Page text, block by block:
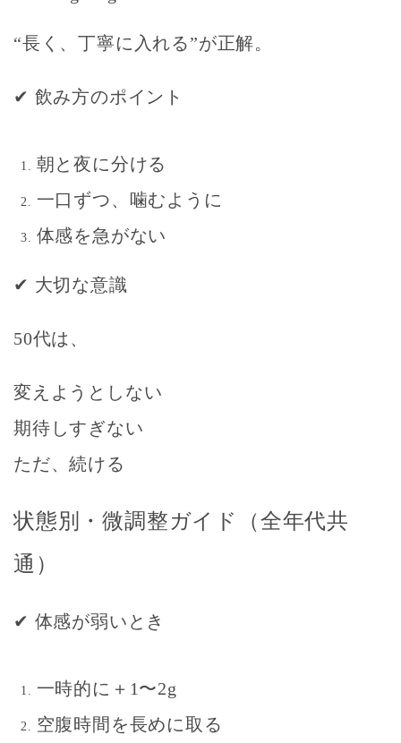
“長く、丁寧に入れる”が正解。
✔ 飲み方のポイント
朝と夜に分ける
一口ずつ、噛むように
体感を急がない
✔ 大切な意識
50代は、
変えようとしない
期待しすぎない
ただ、続ける
状態別・微調整ガイド（全年代共
通）
✔ 体感が弱いとき
一時的に＋1〜2g
空腹時間を長めに取る